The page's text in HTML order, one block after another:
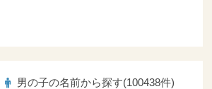
男の子の名前から探す(100438件)